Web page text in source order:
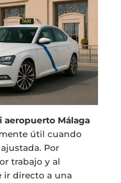
aeropuerto Málaga
útil cuando
Por
trabajo y al
ir directo a una